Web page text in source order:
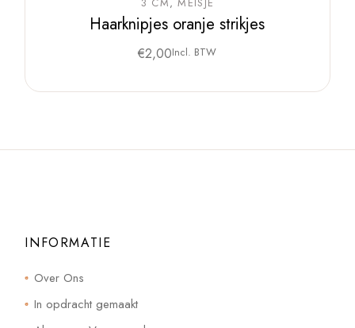
Haarknipjes oranje strikjes
€2,00Incl. BTW
INFORMATIE
Over Ons
In opdracht gemaakt